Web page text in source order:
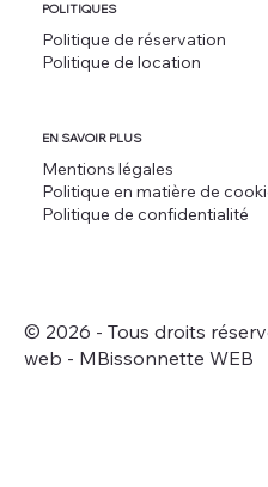
POLITIQUES
Politique de réservation
Politique de location
Mentions légales
Politique en matière de
Politique de confidentialité
EN SAVOIR PLUS
© 2026 - Tous droits
web - MBissonnette WEB